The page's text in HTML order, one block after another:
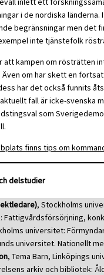
i de nordiska länderna.
begränsningar men det
inte tjänstefolk
att kampen om rösträtten
Även om har skett en
har det också funnits
fall är icke-svenska
som
finns tips om
delstudier
, Stockholms
Fattigvårdsförsörjning,
universitet:
universitet. Nationellt
, Tema Barn, Linköpings
arkiv och bibliotek: